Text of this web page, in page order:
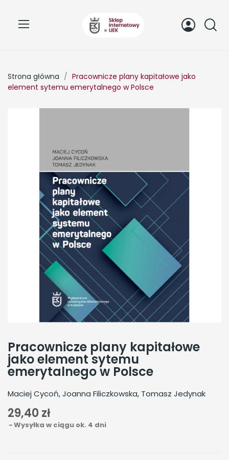
Strona główna
Pracownicze plany kapitałowe jako
element sytemu emerytalnego w Polsce
Pracownicze plany kapitałowe
jako element sytemu
emerytalnego w Polsce
Maciej Cycoń, Joanna Filiczkowska, Tomasz Jedynak
29,40 zł
Wysyłka w ciągu ok. 4 dni